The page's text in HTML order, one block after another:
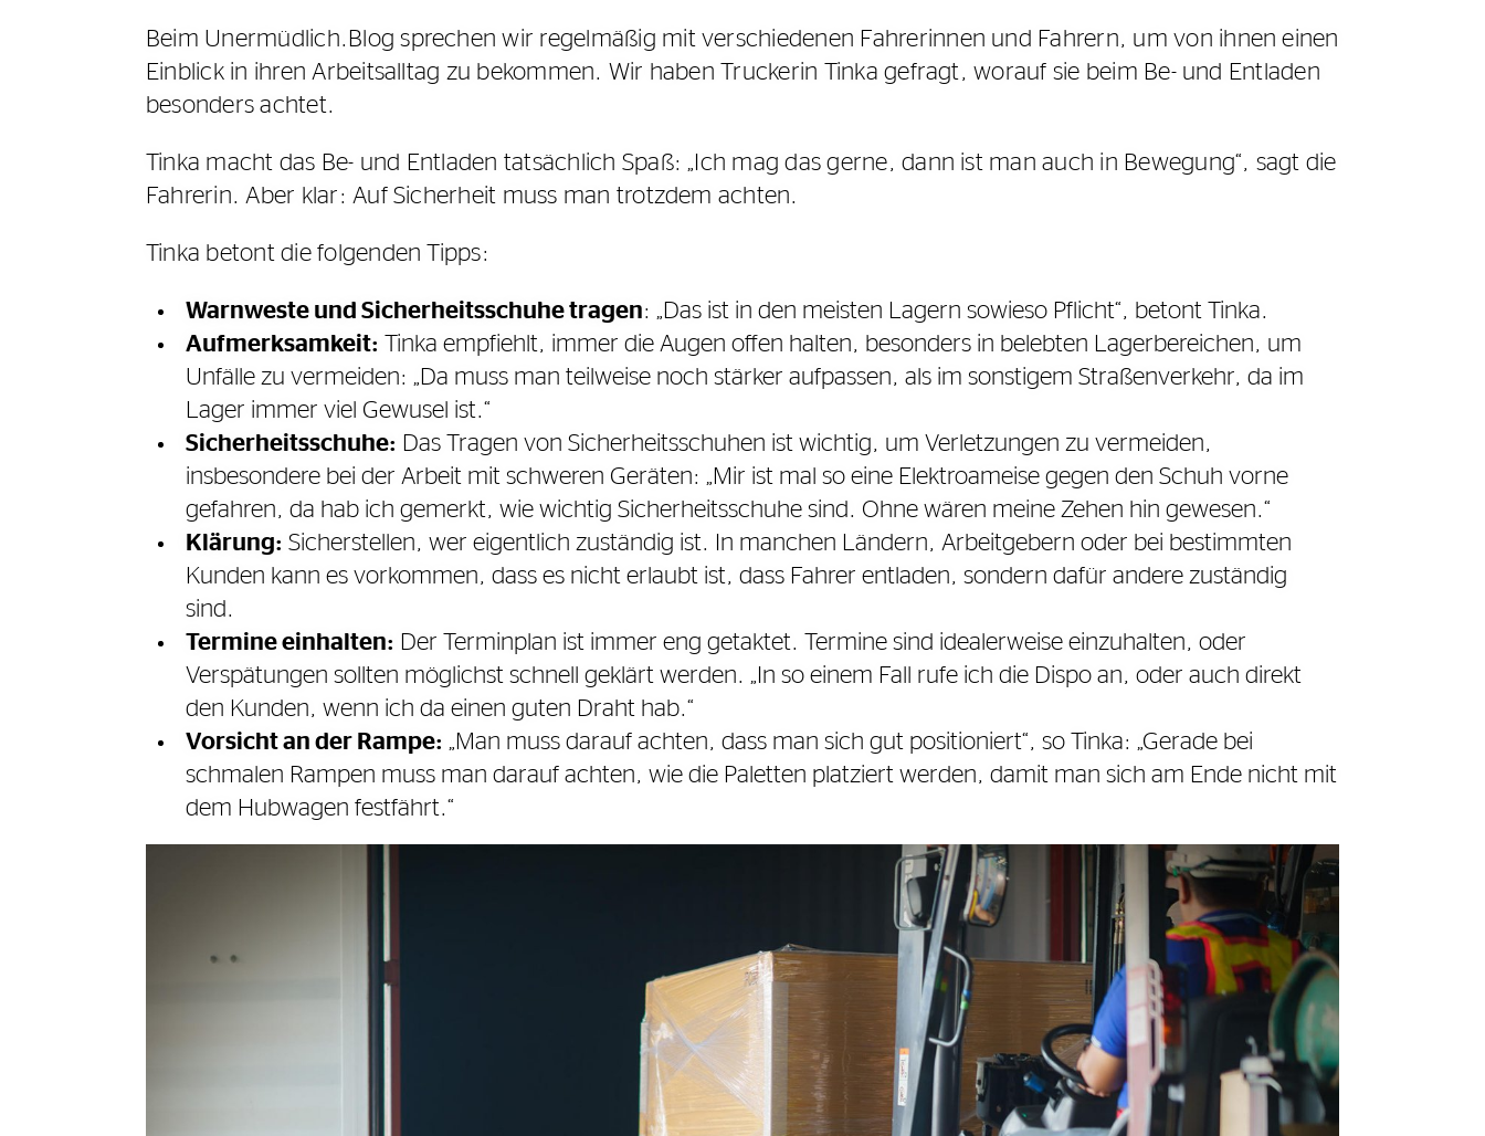
Beim Unermüdlich.Blog sprechen wir regelmäßig mit verschiedenen Fahrerinnen und Fahrern, um von ihnen einen
Einblick in ihren Arbeitsalltag zu bekommen. Wir haben Truckerin Tinka gefragt, worauf sie beim Be- und Entladen
besonders achtet.
Tinka macht das Be- und Entladen tatsächlich Spaß: „Ich mag das gerne, dann ist man auch in Bewegung“, sagt die
Fahrerin. Aber klar: Auf Sicherheit muss man trotzdem achten.
Tinka betont die folgenden Tipps:
Warnweste und Sicherheitsschuhe tragen: „Das ist in den meisten Lagern sowieso Pflicht“, betont Tinka.
Aufmerksamkeit: Tinka empfiehlt, immer die Augen offen halten, besonders in belebten Lagerbereichen, um
Unfälle zu vermeiden: „Da muss man teilweise noch stärker aufpassen, als im sonstigem Straßenverkehr, da im
Lager immer viel Gewusel ist.“
Sicherheitsschuhe: Das Tragen von Sicherheitsschuhen ist wichtig, um Verletzungen zu vermeiden,
insbesondere bei der Arbeit mit schweren Geräten: „Mir ist mal so eine Elektroameise gegen den Schuh vorne
gefahren, da hab ich gemerkt, wie wichtig Sicherheitsschuhe sind. Ohne wären meine Zehen hin gewesen.“
Klärung: Sicherstellen, wer eigentlich zuständig ist. In manchen Ländern, Arbeitgebern oder bei bestimmten
Kunden kann es vorkommen, dass es nicht erlaubt ist, dass Fahrer entladen, sondern dafür andere zuständig
sind.
Termine einhalten: Der Terminplan ist immer eng getaktet. Termine sind idealerweise einzuhalten, oder
Verspätungen sollten möglichst schnell geklärt werden. „In so einem Fall rufe ich die Dispo an, oder auch direkt
den Kunden, wenn ich da einen guten Draht hab.“
Vorsicht an der Rampe: „Man muss darauf achten, dass man sich gut positioniert“, so Tinka: „Gerade bei
schmalen Rampen muss man darauf achten, wie die Paletten platziert werden, damit man sich am Ende nicht mit
dem Hubwagen festfährt.“